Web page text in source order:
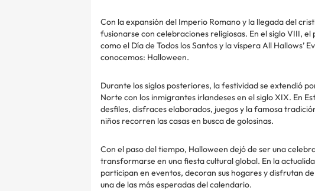
Con la expansión del Imperio Romano y la llegada del
fusionarse con celebraciones religiosas. En el siglo VIII,
como el Día de Todos los Santos y la víspera All Hallows’
conocemos: Halloween.
Durante los siglos posteriores, la festividad se extendió
Norte con los inmigrantes irlandeses en el siglo XIX. En
desfiles, disfraces elaborados, juegos y la famosa
niños recorren las casas en busca de golosinas.
Con el paso del tiempo, Halloween dejó de ser una
transformarse en una fiesta cultural global. En la
participan en eventos, decoran sus hogares y disfrutan
una de las más esperadas del calendario.